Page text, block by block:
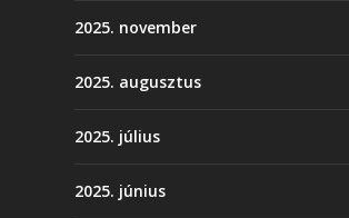
2025. november
2025. augusztus
2025. július
2025. június